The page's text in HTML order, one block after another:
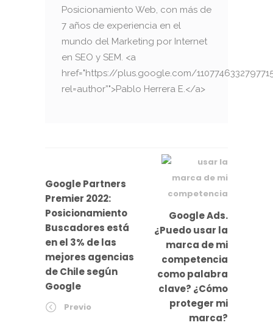
Posicionamiento Web, con más de
7 años de experiencia en el
mundo del Marketing por Internet
en SEO y SEM. <a
href="https://plus.google.com/
rel=author”">Pablo Herrera E.</a>
Google Partners
Premier 2022:
Posicionamiento
Buscadores está
en el 3% de las
mejores agencias
de Chile según
Google
Previo
Google Ads.
¿Puedo usar la
marca de mi
competencia
como palabra
clave? ¿Cómo
proteger mi
marca?